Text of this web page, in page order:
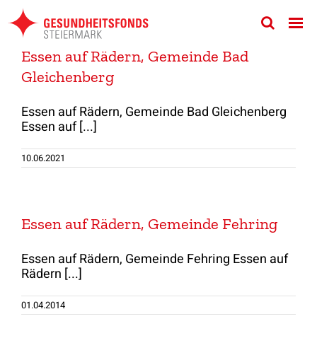
Zum
Inhalt
springen
Essen auf Rädern, Gemeinde Bad
Gleichenberg
Essen auf Rädern, Gemeinde Bad Gleichenberg
Essen auf [...]
10.06.2021
Essen auf Rädern, Gemeinde Fehring
Essen auf Rädern, Gemeinde Fehring Essen auf
Rädern [...]
01.04.2014